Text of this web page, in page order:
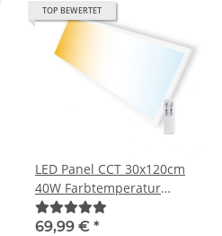
TOP BEWERTET
LED Panel CCT 30x120cm
40W Farbtemperatur
einstellbar und dimmbar
(mit Fernbedienung)
69,99 € *